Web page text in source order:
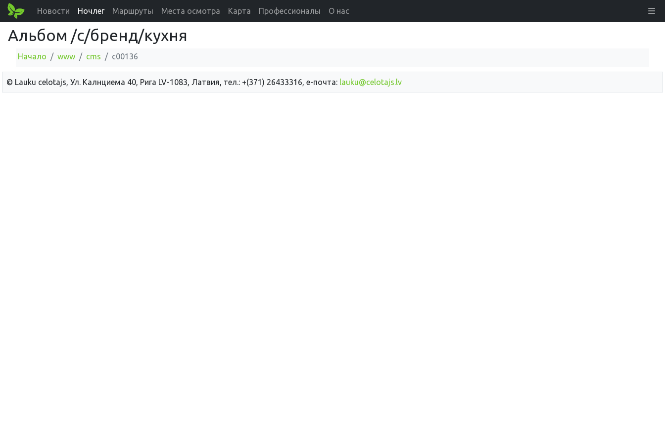
Новости Ночлег Маршруты Места осмотра Карта Профессионалы О нас
Альбом /c/бренд/кухня
Начало www cms c00136
© Lauku сelotajs, Ул. Калнциема 40, Рига LV-1083, Латвия, тел.: +(371) 26433316, е-почта: lauku@celotajs.lv